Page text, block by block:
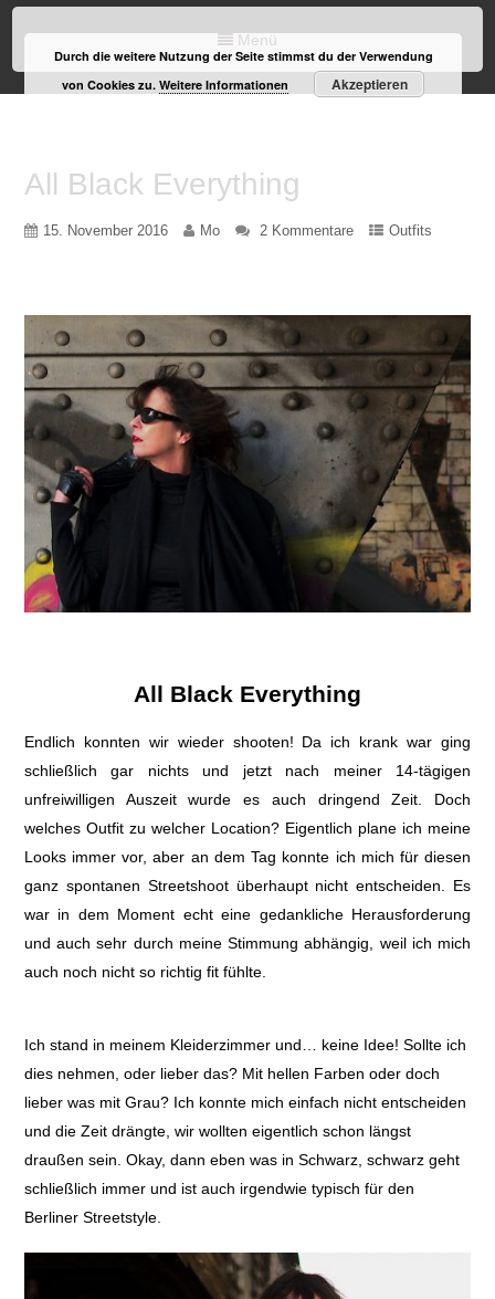
Menü
All Black Everything
15. November 2016 Mo 2 Kommentare Outfits
All Black Everything
Endlich konnten wir wieder shooten! Da ich krank war ging
schließlich gar nichts und jetzt nach meiner 14-tägigen
unfreiwilligen Auszeit wurde es auch dringend Zeit. Doch
welches Outfit zu welcher Location? Eigentlich plane ich meine
Looks immer vor, aber an dem Tag konnte ich mich für diesen
ganz spontanen Streetshoot überhaupt nicht entscheiden. Es
war in dem Moment echt eine gedankliche Herausforderung
und auch sehr durch meine Stimmung abhängig, weil ich mich
auch noch nicht so richtig fit fühlte.
Ich stand in meinem Kleiderzimmer und… keine Idee! Sollte ich
dies nehmen, oder lieber das? Mit hellen Farben oder doch
lieber was mit Grau? Ich konnte mich einfach nicht entscheiden
und die Zeit drängte, wir wollten eigentlich schon längst
draußen sein. Okay, dann eben was in Schwarz, schwarz geht
schließlich immer und ist auch irgendwie typisch für den
Berliner Streetstyle.
Durch die weitere Nutzung der Seite stimmst du der Verwendung
von Cookies zu.Weitere Informationen Akzeptieren